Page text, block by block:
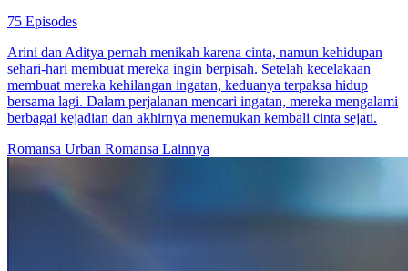
75 Episodes
Arini dan Aditya pernah menikah karena cinta, namun kehidupan
sehari-hari membuat mereka ingin berpisah. Setelah kecelakaan
membuat mereka kehilangan ingatan, keduanya terpaksa hidup
bersama lagi. Dalam perjalanan mencari ingatan, mereka mengalami
berbagai kejadian dan akhirnya menemukan kembali cinta sejati.
Romansa Urban Romansa Lainnya